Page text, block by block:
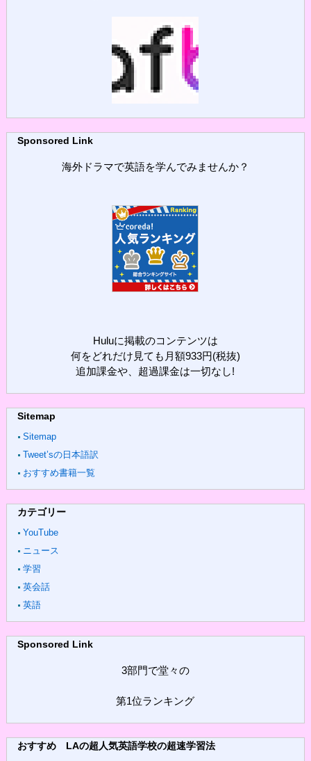
Sponsored Link
海外ドラマで英語を学んでみませんか？
Huluに掲載のコンテンツは
何をどれだけ見ても月額933円(税抜)
追加課金や、超過課金は一切なし!
Sitemap
Sitemap
Tweet’sの日本語訳
おすすめ書籍一覧
カテゴリー
YouTube
ニュース
学習
英会話
英語
Sponsored Link
3部門で堂々の
第1位ランキング
おすすめ LAの超人気英語学校の超速学習法